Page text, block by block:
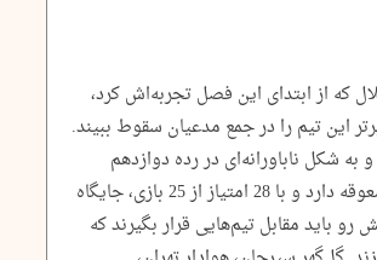
که از ابتدای این فصل تجربه‌اش کرد،
این تیم را در جمع مدعیان سقوط ببیند.
شکل ناباورانه‌ای در رده دوازدهم
جدول دیده می‌شوند. استقلال هنوز یک بازی معوقه دارد و با 28 امتیاز از 25 بازی، جایگاه
رو باید مقابل تیم‌هایی قرار بگیرند که